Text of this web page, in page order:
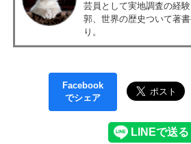
芸員として実地調査の経
郭、世界の歴史ついて著
り。
Facebook
でシェア